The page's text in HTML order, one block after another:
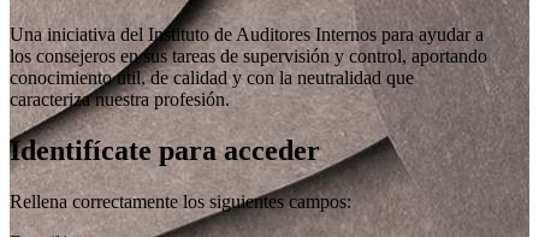
Una iniciativa del Instituto de Auditores Internos para ayudar a
los consejeros en sus tareas de supervisión y control, aportando
conocimiento útil, de calidad y con la neutralidad que
caracteriza nuestra profesión.
Identifícate para acceder
Rellena correctamente los siguientes campos: